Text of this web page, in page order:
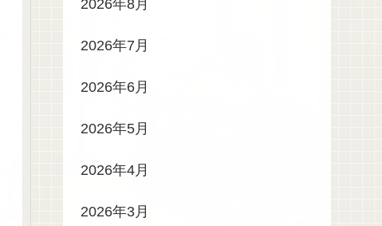
2026年8月
2026年7月
2026年6月
2026年5月
2026年4月
2026年3月